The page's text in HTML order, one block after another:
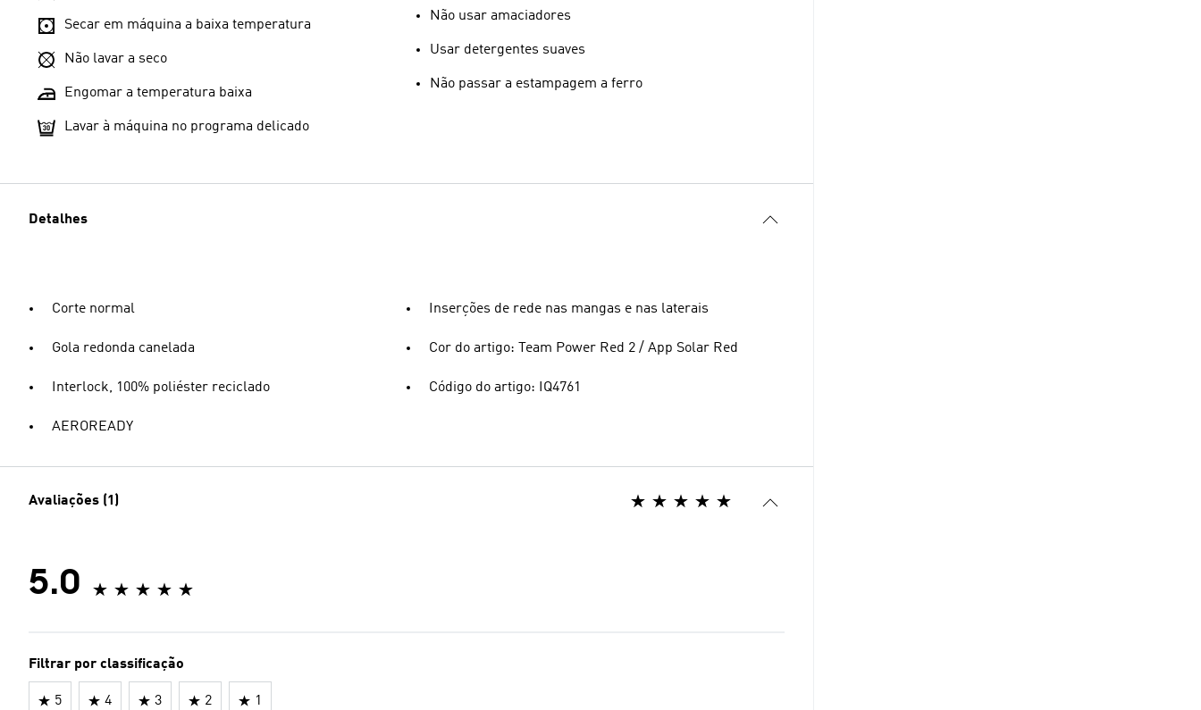
Secar em máquina a baixa temperatura
Não lavar a seco
Engomar a temperatura baixa
Lavar à máquina no programa delicado
Não usar amaciadores
Usar detergentes suaves
Não passar a estampagem a ferro
Detalhes
Corte normal
Gola redonda canelada
Interlock, 100% poliéster reciclado
AEROREADY
Inserções de rede nas mangas e nas laterais
Cor do artigo: Team Power Red 2 / App Solar Red
Código do artigo: IQ4761
Avaliações (1)
5.0
Filtrar por classificação
5 4 3 2 1